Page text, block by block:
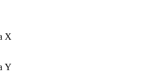
X
Y